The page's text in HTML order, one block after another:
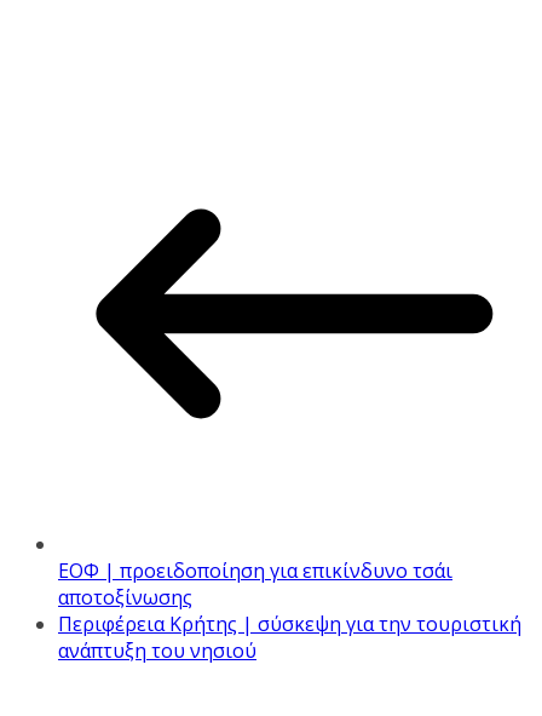
ΕΟΦ | προειδοποίηση για επικίνδυνο τσάι
αποτοξίνωσης
Περιφέρεια Κρήτης | σύσκεψη για την τουριστική
ανάπτυξη του νησιού